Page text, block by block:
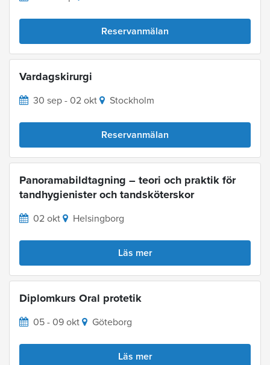
Reservanmälan
Vardagskirurgi
30 sep - 02 okt Stockholm
Reservanmälan
Panoramabildtagning – teori och praktik för
tandhygienister och tandsköterskor
02 okt Helsingborg
Läs mer
Diplomkurs Oral protetik
05 - 09 okt Göteborg
Läs mer